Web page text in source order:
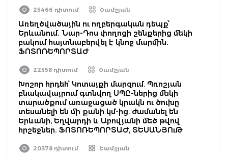
25466 դիտում Շամշյան
Առեղծվածային ու ողբերգական դեպք՝
Երևանում․ Նար-Դոս փողոցի շենքերից մեկի
բակում հայտնաբերվել է կնոջ մարմին․
ՖՈՏՈՌԵՊՈՐՏԱԺ
22558 դիտում Շամշյան
Խոշոր հրդեհ՝ Կոտայքի մարզում. Պռոշյան
բնակավայրում գտնվող ՍՊԸ-ներից մեկի
տարածքում առաջացած կրակն ու ծուխը
տեսանելի են մի քանի կմ-ից. ժամանել են
Երևանի, Եղվարդի և Աբովյանի մեծ թվով
հրշեջներ. ՖՈՏՈՌԵՊՈՐՏԱԺ, ՏԵՍԱՆՅՈւԹ
20378 դիտում Շամշյան